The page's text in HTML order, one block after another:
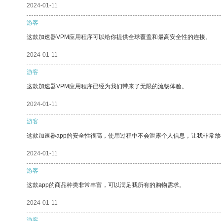
2024-01-11
游客
这款加速器VPM应用程序可以给你提供全球覆盖和最高安全性的连接。
2024-01-11
游客
这款加速器VPM应用程序已经为我们带来了无限的流畅体验。
2024-01-11
游客
这款加速器app的安全性很高，使用过程中不会泄露个人信息，让我非常
2024-01-11
游客
这款app的商品种类非常丰富，可以满足我所有的购物需求。
2024-01-11